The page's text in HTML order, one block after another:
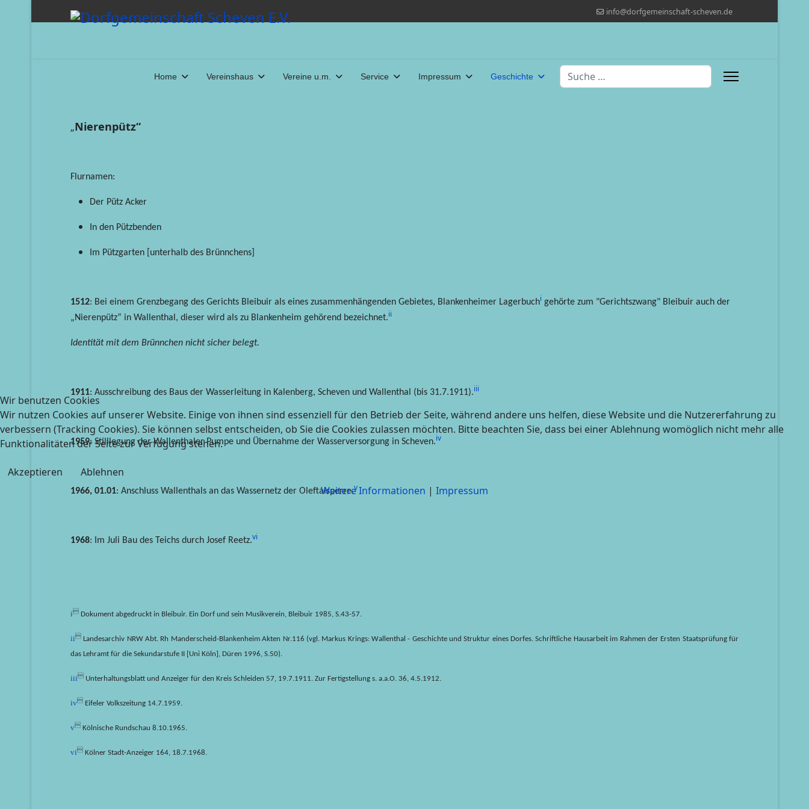
info@dorfgemeinschaft-scheven.de
Home Vereinshaus Vereine u.m. Service Impressum Geschichte Suchen
„Nierenpütz“
Flurnamen:
Der Pütz Acker
In den Pützbenden
Im Pützgarten [unterhalb des Brünnchens]
1512: Bei einem Grenzbegang des Gerichts Bleibuir als eines zusammenhängenden Gebietes, Blankenheimer Lagerbuchi gehörte zum "Gerichtszwang" Bleibuir auch der
„Nierenpütz“ in Wallenthal, dieser wird als zu Blankenheim gehörend bezeichnet.ii
Identität mit dem Brünnchen nicht sicher belegt.
1911: Ausschreibung des Baus der Wasserleitung in Kalenberg, Scheven und Wallenthal (bis 31.7.1911).iii
1959: Stilllegung der Wallenthaler Pumpe und Übernahme der Wasserversorgung in Scheven.iv
1966, 01.01: Anschluss Wallenthals an das Wassernetz der Oleftalsperre.v
1968: Im Juli Bau des Teichs durch Josef Reetz.vi
i Dokument abgedruckt in Bleibuir. Ein Dorf und sein Musikverein, Bleibuir 1985, S.43-57.
ii Landesarchiv NRW Abt. Rh Manderscheid-Blankenheim Akten Nr.116 (vgl. Markus Krings: Wallenthal - Geschichte und Struktur eines Dorfes. Schriftliche Hausarbeit im Rahmen der Ersten Staatsprüfung für
das Lehramt für die Sekundarstufe II [Uni Köln], Düren 1996, S.50).
iii Unterhaltungsblatt und Anzeiger für den Kreis Schleiden 57, 19.7.1911. Zur Fertigstellung s. a.a.O. 36, 4.5.1912.
iv Eifeler Volkszeitung 14.7.1959.
v Kölnische Rundschau 8.10.1965.
vi Kölner Stadt-Anzeiger 164, 18.7.1968.
Wir benutzen Cookies
Wir nutzen Cookies auf unserer Website. Einige von ihnen sind essenziell für den Betrieb der Seite, während andere uns helfen, diese Website und die Nutzererfahrung zu
verbessern (Tracking Cookies). Sie können selbst entscheiden, ob Sie die Cookies zulassen möchten. Bitte beachten Sie, dass bei einer Ablehnung womöglich nicht mehr alle
Funktionalitäten der Seite zur Verfügung stehen.
Akzeptieren
Ablehnen
Weitere Informationen | Impressum